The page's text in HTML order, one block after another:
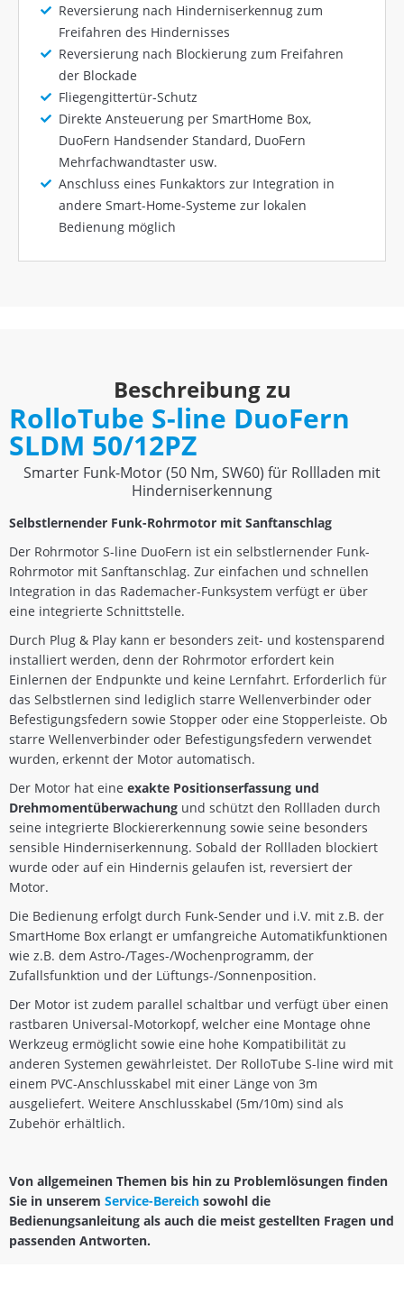
Reversierung nach Hinderniserkennug zum
Freifahren des Hindernisses
Reversierung nach Blockierung zum Freifahren
der Blockade
Fliegengittertür-Schutz
Direkte Ansteuerung per SmartHome Box,
DuoFern Handsender Standard, DuoFern
Mehrfachwandtaster usw.
Anschluss eines Funkaktors zur Integration in
andere Smart-Home-Systeme zur lokalen
Bedienung möglich
Beschreibung zu
RolloTube S-line DuoFern
SLDM 50/12PZ
Smarter Funk-Motor (50 Nm, SW60) für Rollladen mit
Hinderniserkennung
Selbstlernender Funk-Rohrmotor mit Sanftanschlag
Der Rohrmotor S-line DuoFern ist ein selbstlernender Funk-
Rohrmotor mit Sanftanschlag. Zur einfachen und schnellen
Integration in das Rademacher-Funksystem verfügt er über
eine integrierte Schnittstelle.
Durch Plug & Play kann er besonders zeit- und kostensparend
installiert werden, denn der Rohrmotor erfordert kein
Einlernen der Endpunkte und keine Lernfahrt. Erforderlich für
das Selbstlernen sind lediglich starre Wellenverbinder oder
Befestigungsfedern sowie Stopper oder eine Stopperleiste. Ob
starre Wellenverbinder oder Befestigungsfedern verwendet
wurden, erkennt der Motor automatisch.
Der Motor hat eine exakte Positionserfassung und
Drehmomentüberwachung und schützt den Rollladen durch
seine integrierte Blockiererkennung sowie seine besonders
sensible Hinderniserkennung. Sobald der Rollladen blockiert
wurde oder auf ein Hindernis gelaufen ist, reversiert der
Motor.
Die Bedienung erfolgt durch Funk-Sender und i.V. mit z.B. der
SmartHome Box erlangt er umfangreiche Automatikfunktionen
wie z.B. dem Astro-/Tages-/Wochenprogramm, der
Zufallsfunktion und der Lüftungs-/Sonnenposition.
Der Motor ist zudem parallel schaltbar und verfügt über einen
rastbaren Universal-Motorkopf, welcher eine Montage ohne
Werkzeug ermöglicht sowie eine hohe Kompatibilität zu
anderen Systemen gewährleistet. Der RolloTube S-line wird mit
einem PVC-Anschlusskabel mit einer Länge von 3m
ausgeliefert. Weitere Anschlusskabel (5m/10m) sind als
Zubehör erhältlich.
Von allgemeinen Themen bis hin zu Problemlösungen finden
Sie in unserem Service-Bereich sowohl die
Bedienungsanleitung als auch die meist gestellten Fragen und
passenden Antworten.